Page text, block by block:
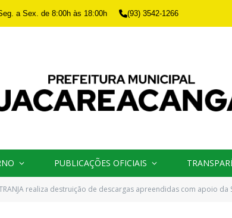
a Sex. de 8:00h às 18:00h (93) 3542-1266
PUBLICAÇÕES OFICIAIS
realiza destruição de descargas apreendidas com apoio da